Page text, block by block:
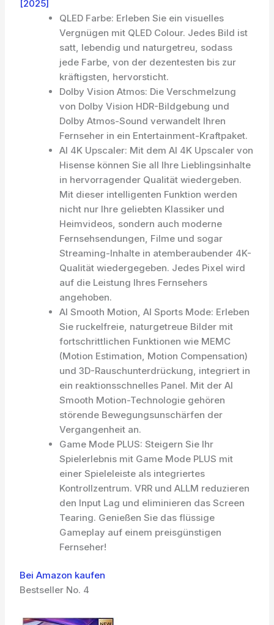
[2025]
QLED Farbe: Erleben Sie ein visuelles
Vergnügen mit QLED Colour. Jedes Bild ist
satt, lebendig und naturgetreu, sodass
jede Farbe, von der dezentesten bis zur
kräftigsten, hervorsticht.
Dolby Vision Atmos: Die Verschmelzung
von Dolby Vision HDR-Bildgebung und
Dolby Atmos-Sound verwandelt Ihren
Fernseher in ein Entertainment-Kraftpaket.
AI 4K Upscaler: Mit dem Al 4K Upscaler von
Hisense können Sie all Ihre Lieblingsinhalte
in hervorragender Qualität wiedergeben.
Mit dieser intelligenten Funktion werden
nicht nur Ihre geliebten Klassiker und
Heimvideos, sondern auch moderne
Fernsehsendungen, Filme und sogar
Streaming-Inhalte in atemberaubender 4K-
Qualität wiedergegeben. Jedes Pixel wird
auf die Leistung Ihres Fernsehers
angehoben.
AI Smooth Motion, AI Sports Mode: Erleben
Sie ruckelfreie, naturgetreue Bilder mit
fortschrittlichen Funktionen wie MEMC
(Motion Estimation, Motion Compensation)
und 3D-Rauschunterdrückung, integriert in
ein reaktionsschnelles Panel. Mit der AI
Smooth Motion-Technologie gehören
störende Bewegungsunschärfen der
Vergangenheit an.
Game Mode PLUS: Steigern Sie Ihr
Spielerlebnis mit Game Mode PLUS mit
einer Spieleleiste als integriertes
Kontrollzentrum. VRR und ALLM reduzieren
den Input Lag und eliminieren das Screen
Tearing. Genießen Sie das flüssige
Gameplay auf einem preisgünstigen
Fernseher!
Bei Amazon kaufen
Bestseller No. 4